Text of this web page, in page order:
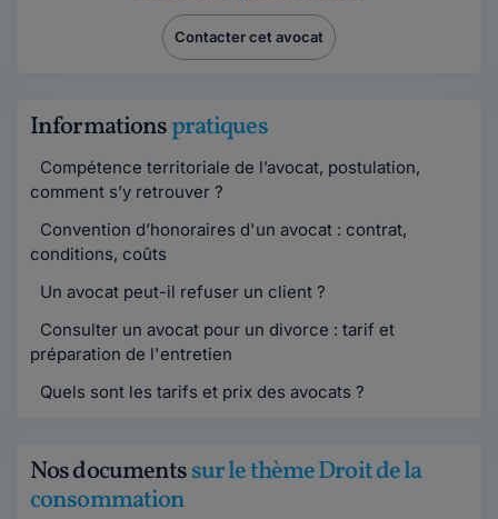
Contacter cet avocat
Informationspratiques
Compétence territoriale de l’avocat, postulation,
comment s’y retrouver ?
Convention d’honoraires d'un avocat : contrat,
conditions, coûts
Un avocat peut-il refuser un client ?
Consulter un avocat pour un divorce : tarif et
préparation de l'entretien
Quels sont les tarifs et prix des avocats ?
Nos documentssur le thème Droit de la
consommation